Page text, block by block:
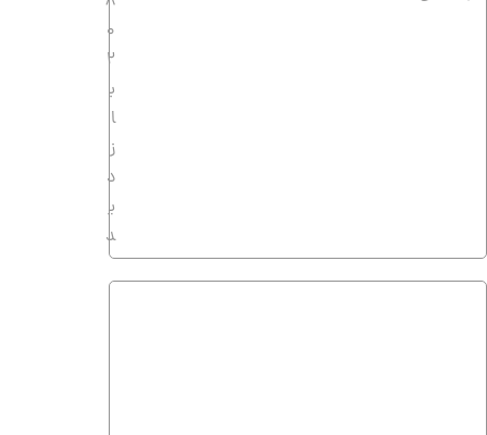
0
2
ب
ا
ز
د
ی
د